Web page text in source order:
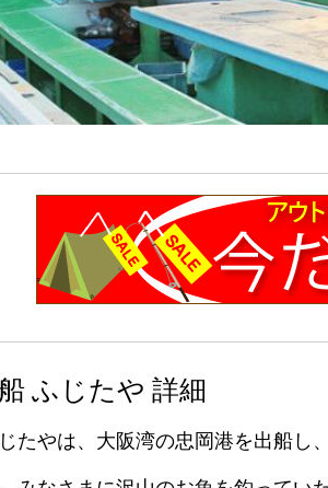
ふじたや 詳細
たやは、大阪湾の忠岡港を出船し